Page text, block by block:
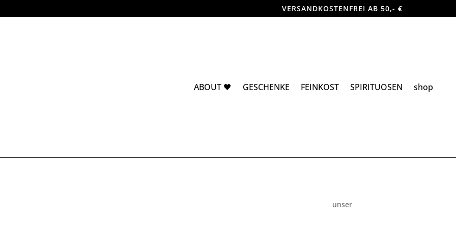
VERSANDKOSTENFREI AB 50,- €
ABOUT 🖤 GESCHENKE FEINKOST SPIRITUOSEN shop
unser